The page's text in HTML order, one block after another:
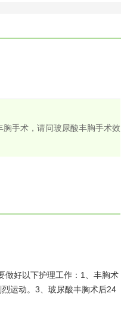
手术，请问玻尿酸丰胸手术效
好以下护理工作：1、丰胸术
运动。3、玻尿酸丰胸术后24